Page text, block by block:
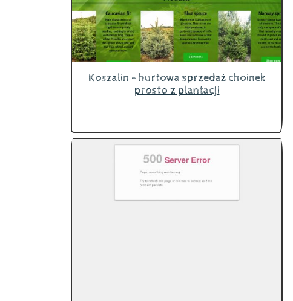
Koszalin - hurtowa sprzedaż choinek
prosto z plantacji